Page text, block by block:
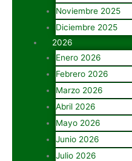
Noviembre 2025
Diciembre 2025
2026
Enero 2026
Febrero 2026
Marzo 2026
Abril 2026
Mayo 2026
Junio 2026
Julio 2026